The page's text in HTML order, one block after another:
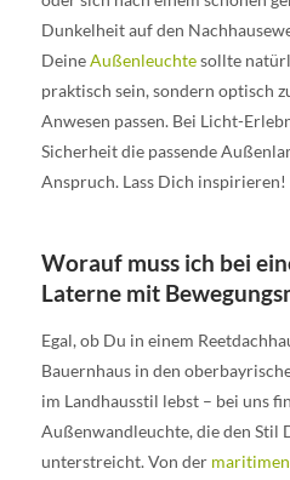
Dunkelheit auf den
DeineAußenleuchtesollte
praktisch sein, sondern optisch
Anwesen passen. Bei Licht-
Sicherheit die passende
Anspruch. Lass Dich inspirieren!
Worauf muss ich bei
Laterne mit
Egal, ob Du in einem
Bauernhaus in den
im Landhausstil lebst – bei uns
Außenwandleuchte, die den Stil
unterstreicht. Von der